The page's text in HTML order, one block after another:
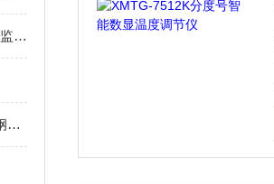
一体化数显温度变送器能够实时监测与精准传输
提升钢铁生产效率：W330手持钢水测温仪的创新功能